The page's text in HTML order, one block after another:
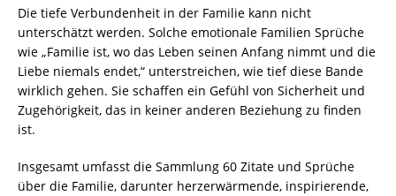
Die tiefe Verbundenheit in der Familie kann nicht
unterschätzt werden. Solche emotionale Familien Sprüche
wie „Familie ist, wo das Leben seinen Anfang nimmt und die
Liebe niemals endet,“ unterstreichen, wie tief diese Bande
wirklich gehen. Sie schaffen ein Gefühl von Sicherheit und
Zugehörigkeit, das in keiner anderen Beziehung zu finden
ist.
Insgesamt umfasst die Sammlung 60 Zitate und Sprüche
über die Familie, darunter herzerwärmende, inspirierende,